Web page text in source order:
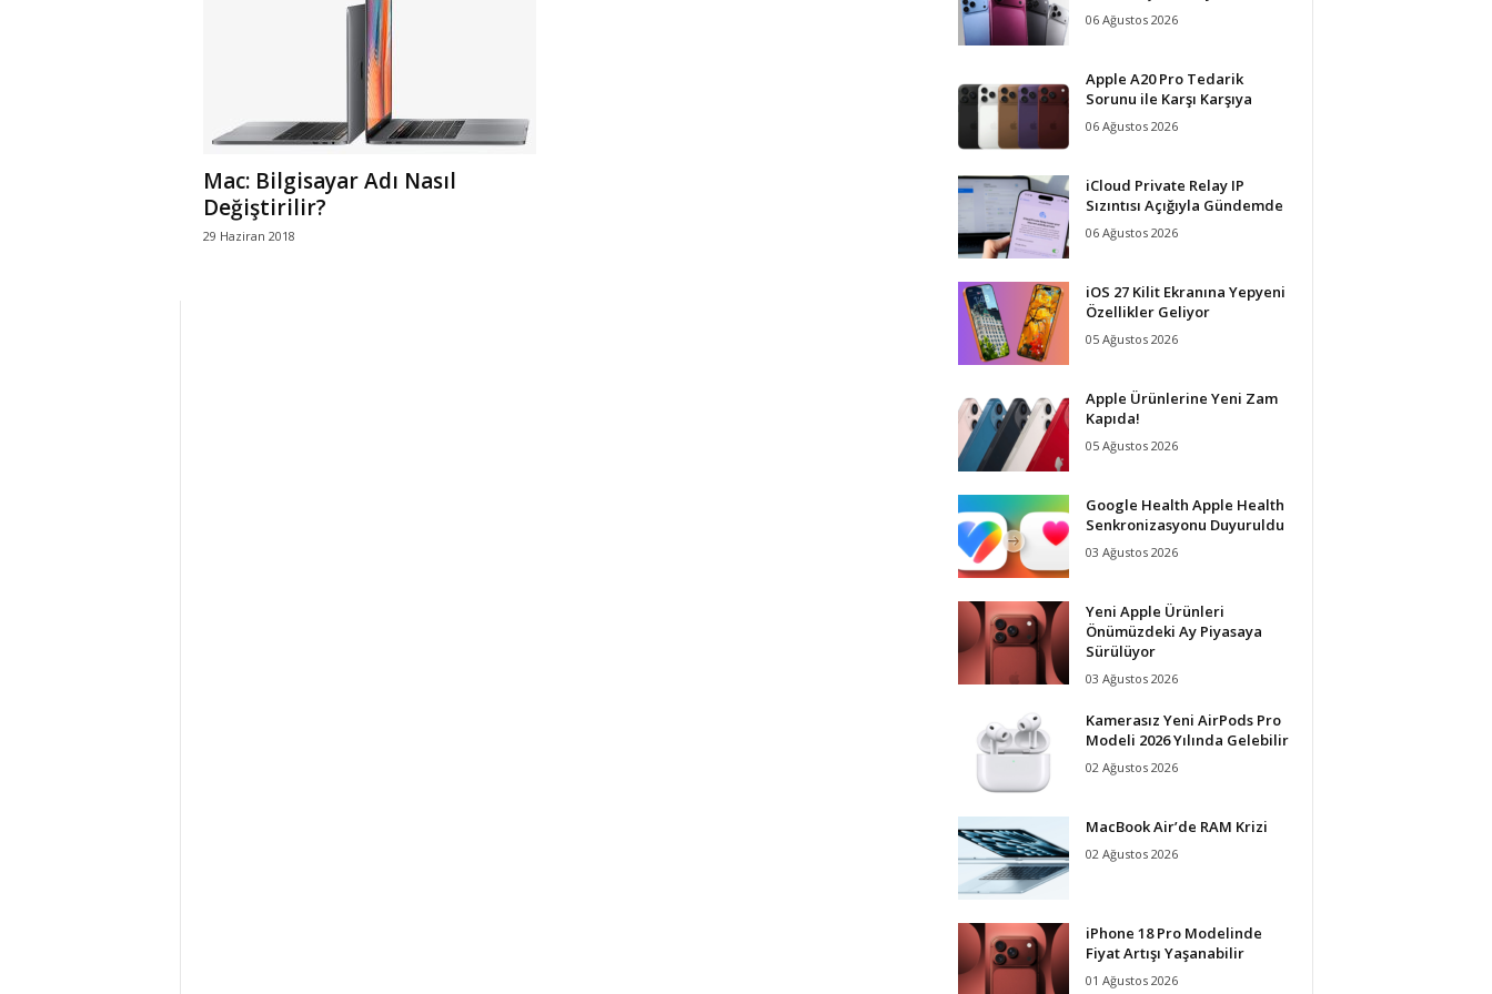
i
Mac: Bilgisayar Adı Nasıl
Değiştirilir?
29 Haziran 2018
06 Ağustos 2026
Apple A20 Pro Tedarik
Sorunu ile Karşı Karşıya
06 Ağustos 2026
iCloud Private Relay IP
Sızıntısı Açığıyla Gündemde
06 Ağustos 2026
iOS 27 Kilit Ekranına Yepyeni
Özellikler Geliyor
05 Ağustos 2026
Apple Ürünlerine Yeni Zam
Kapıda!
05 Ağustos 2026
Google Health Apple Health
Senkronizasyonu Duyuruldu
03 Ağustos 2026
Yeni Apple Ürünleri
Önümüzdeki Ay Piyasaya
Sürülüyor
03 Ağustos 2026
Kamerasız Yeni AirPods Pro
Modeli 2026 Yılında Gelebilir
02 Ağustos 2026
MacBook Air’de RAM Krizi
02 Ağustos 2026
iPhone 18 Pro Modelinde
Fiyat Artışı Yaşanabilir
01 Ağustos 2026